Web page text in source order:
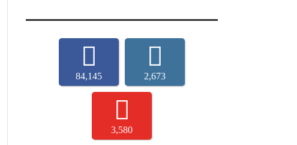
84,145 2,673
3,580